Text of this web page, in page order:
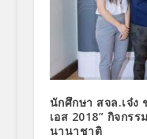
นักศึกษา สจล.เจ๋ง
เอส 2018” กิจกร
นานาชาติ